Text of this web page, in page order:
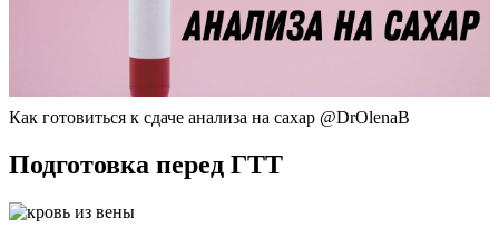
Как готовиться к сдаче анализа на сахар @DrOlenaB
Подготовка перед ГТТ